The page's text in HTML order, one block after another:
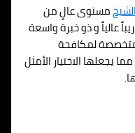
مستوى عالٍ من
عالياً و ذو خبرة واسعة
لمكافحة
يجعلها الاختيار الأمثل